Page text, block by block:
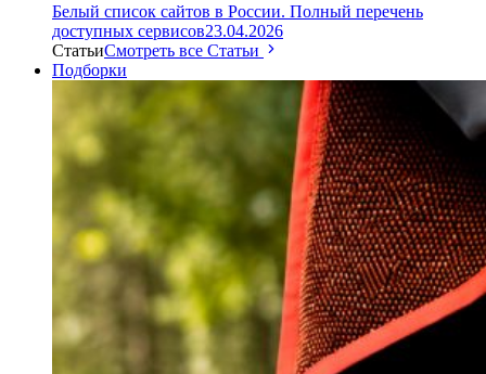
Белый список сайтов в России. Полный перечень
доступных сервисов23.04.2026
СтатьиСмотреть все Статьи
Подборки